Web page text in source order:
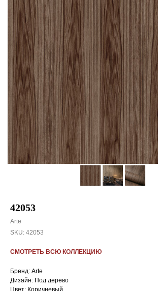
42053
Arte
SKU: 42053
СМОТРЕТЬ ВСЮ КОЛЛЕКЦИЮ
Бренд: Arte
Дизайн: Под дерево
Цвет: Коричневый